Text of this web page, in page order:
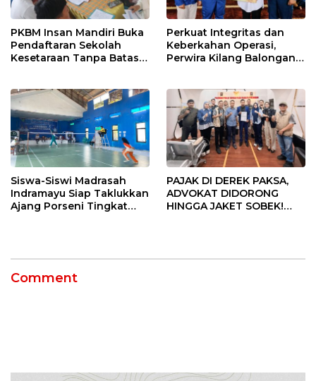
PKBM Insan Mandiri Buka
Pendaftaran Sekolah
Kesetaraan Tanpa Batas
Perkuat Integritas dan
Keberkahan Operasi,
Perwira Kilang Balongan
Siswa-Siswi Madrasah
Indramayu Siap Taklukkan
Ajang Porseni Tingkat
PAJAK DI DEREK PAKSA,
ADVOKAT DIDORONG
HINGGA JAKET SOBEK!
Comment